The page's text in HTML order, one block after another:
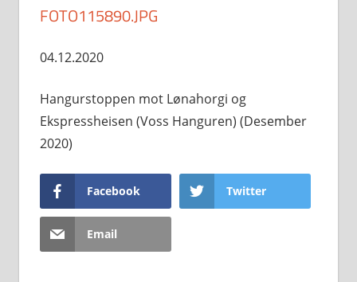
FOTO115890.JPG
04.12.2020
Hangurstoppen mot Lønahorgi og
Ekspressheisen (Voss Hanguren) (Desember
2020)
Facebook Twitter
Email